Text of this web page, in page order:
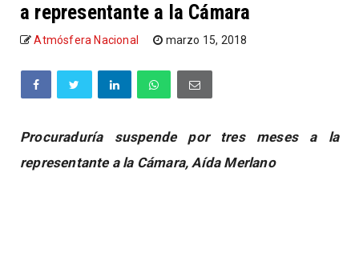
a representante a la Cámara
Atmósfera Nacional marzo 15, 2018
Procuraduría suspende por tres meses a la
representante a la Cámara, Aída Merlano